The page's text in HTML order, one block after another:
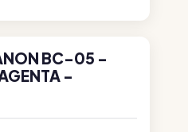
BC-05 -
-